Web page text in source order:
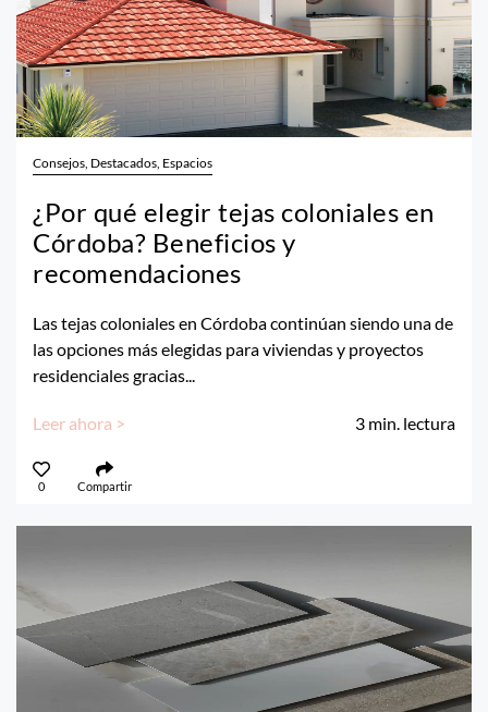
Consejos, Destacados, Espacios
¿Por qué elegir tejas coloniales en
Córdoba? Beneficios y
recomendaciones
Las tejas coloniales en Córdoba continúan siendo una de
las opciones más elegidas para viviendas y proyectos
residenciales gracias...
Leer ahora > 3 min. lectura
0 Compartir